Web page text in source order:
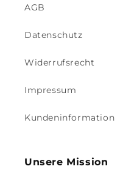
AGB
Datenschutz
Widerrufsrecht
Impressum
Kundeninformation
Unsere Mission